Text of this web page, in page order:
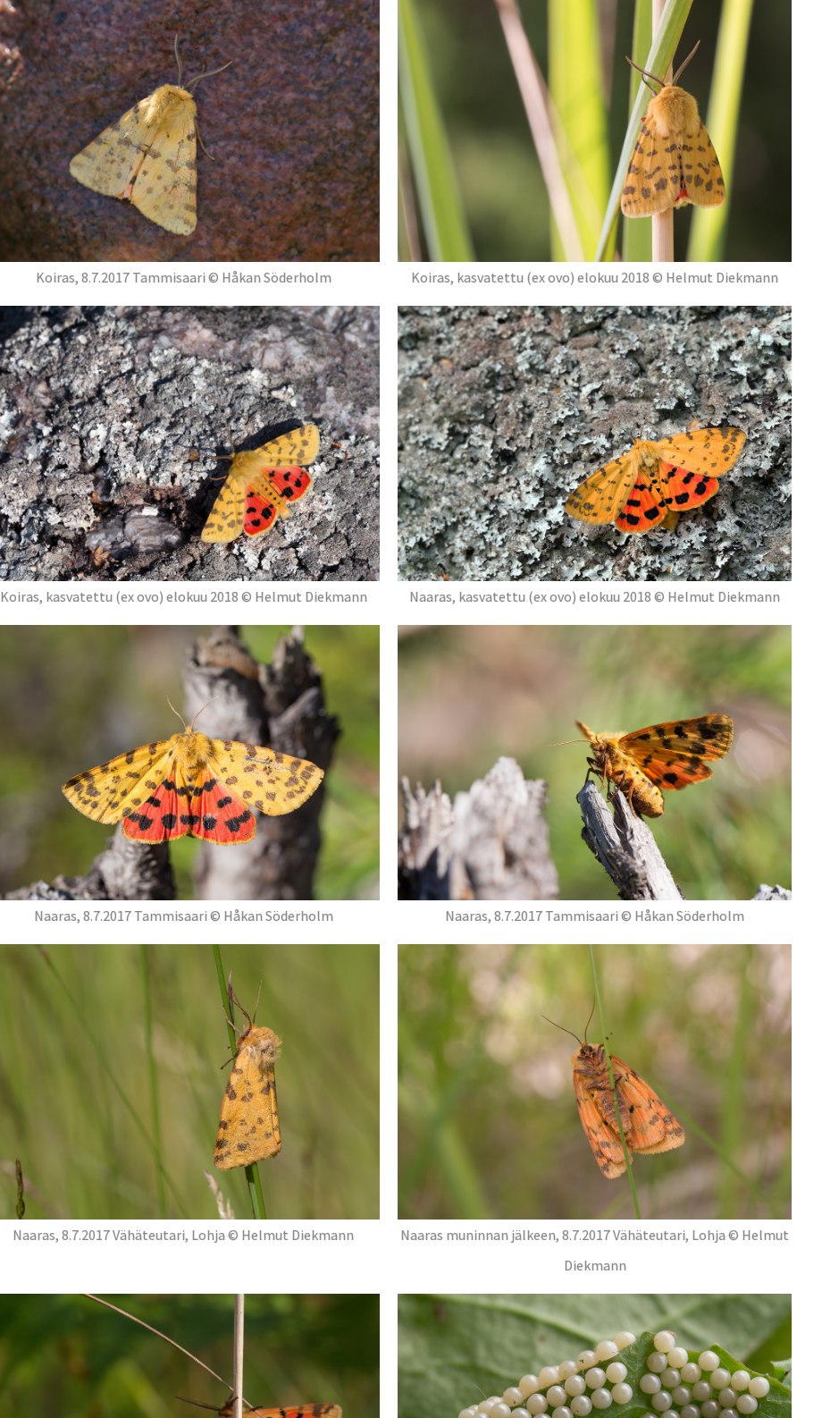
Koiras, 8.7.2017 Tammisaari © Håkan Söderholm Koiras, kasvatettu (ex ovo) elokuu 2018 © Helmut Diekmann
Koiras, kasvatettu (ex ovo) elokuu 2018 © Helmut Diekmann Naaras, kasvatettu (ex ovo) elokuu 2018 © Helmut Diekmann
Naaras, 8.7.2017 Tammisaari © Håkan Söderholm Naaras, 8.7.2017 Tammisaari © Håkan Söderholm
Naaras, 8.7.2017 Vähäteutari, Lohja © Helmut Diekmann
Naaras muninnan jälkeen, 8.7.2017 Vähäteutari, Lohja © Helmut
Diekmann